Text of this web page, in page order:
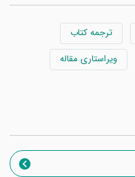
ترجمه کتاب
ویراستاری مقاله